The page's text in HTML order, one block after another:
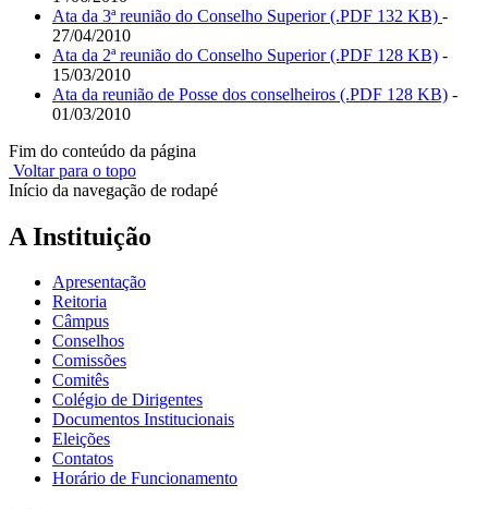
Ata da 3ª reunião do Conselho Superior (.PDF 132 KB) -
27/04/2010
Ata da 2ª reunião do Conselho Superior (.PDF 128 KB) -
15/03/2010
Ata da reunião de Posse dos conselheiros (.PDF 128 KB) -
01/03/2010
Fim do conteúdo da página
Voltar para o topo
Início da navegação de rodapé
A Instituição
Apresentação
Reitoria
Câmpus
Conselhos
Comissões
Comitês
Colégio de Dirigentes
Documentos Institucionais
Eleições
Contatos
Horário de Funcionamento